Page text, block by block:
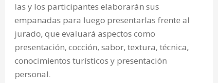
las y los participantes elaborarán sus
empanadas para luego presentarlas frente al
jurado, que evaluará aspectos como
presentación, cocción, sabor, textura, técnica,
conocimientos turísticos y presentación
personal.